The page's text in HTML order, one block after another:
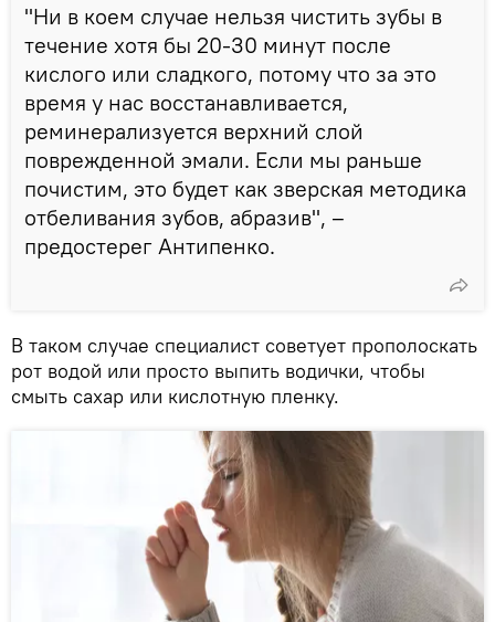
"Ни в коем случае нельзя чистить зубы в
течение хотя бы 20-30 минут после
кислого или сладкого, потому что за это
время у нас восстанавливается,
реминерализуется верхний слой
поврежденной эмали. Если мы раньше
почистим, это будет как зверская методика
отбеливания зубов, абразив", –
предостерег Антипенко.
В таком случае специалист советует прополоскать
рот водой или просто выпить водички, чтобы
смыть сахар или кислотную пленку.